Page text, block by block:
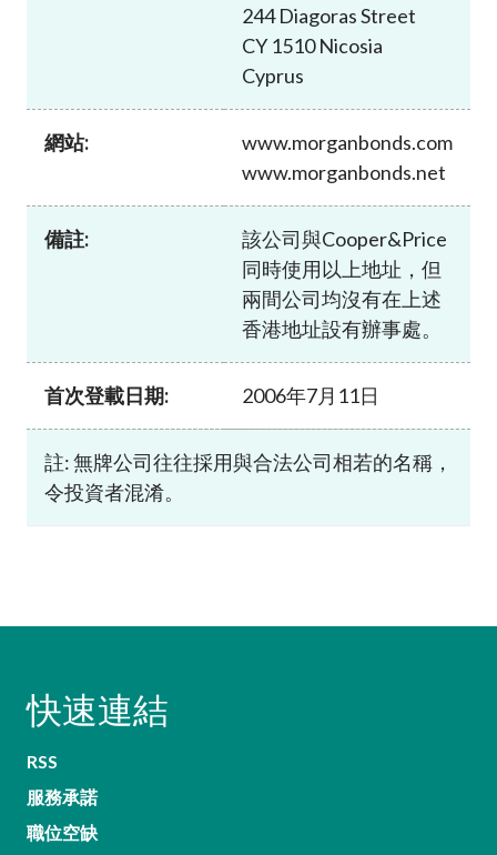
244 Diagoras Street
CY 1510 Nicosia
Cyprus
網站:
www.morganbonds.com
www.morganbonds.net
備註:
該公司與Cooper&Price
同時使用以上地址，但
兩間公司均沒有在上述
香港地址設有辦事處。
首次登載日期: 2006年7月11日
註: 無牌公司往往採用與合法公司相若的名稱，
令投資者混淆。
快速連結
RSS
服務承諾
職位空缺